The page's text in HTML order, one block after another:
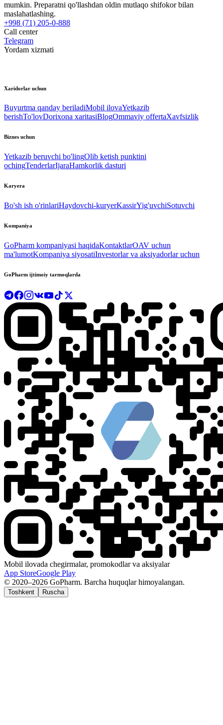
mumkin. Preparatni qo'llashdan oldin mutlaqo shifokor bilan
maslahatlashing.
+998 (71) 205-0-888
Call center
Telegram
Yordam xizmati
Xaridorlar uchun
Buyurtma qanday beriladiMobil ilovaYetkazib
berishTo'lovDorixona xaritasiBlogOmmaviy offertaXavfsizlik
Biznes uchun
Yetkazib beruvchi bo'lingOlib ketish punktini
ochingTenderlarIjaraHamkorlik dasturi
Karyera
Bo'sh ish o'rinlariHaydovchi-kuryerKassirYig'uvchiSotuvchi
Kompaniya
GoPharm kompaniyasi haqidaKontaktlarOAV uchun
ma'lumotKompaniya siyosatiInvestorlar va aksiyadorlar uchun
GoPharm ijtimoiy tarmoqlarda
Mobil ilovada chegirmalar, promokodlar va aksiyalar
App StoreGoogle Play
© 2020–2026 GoPharm. Barcha huquqlar himoyalangan.
Toshkent Ruscha